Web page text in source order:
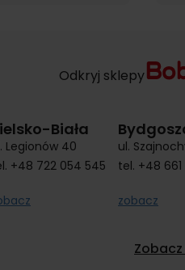
Odkryj sklepy
Biała
Legionów 40
+48 722 054 545
ul.
tel. +48
zobacz